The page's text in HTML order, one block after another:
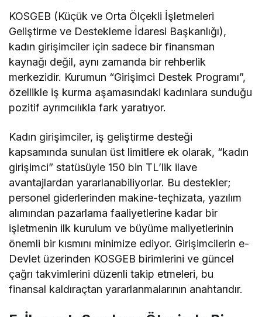
KOSGEB (Küçük ve Orta Ölçekli İşletmeleri
Geliştirme ve Destekleme İdaresi Başkanlığı),
kadın girişimciler için sadece bir finansman
kaynağı değil, aynı zamanda bir rehberlik
merkezidir. Kurumun “Girişimci Destek Programı”,
özellikle iş kurma aşamasındaki kadınlara sunduğu
pozitif ayrımcılıkla fark yaratıyor.
Kadın girişimciler, iş geliştirme desteği
kapsamında sunulan üst limitlere ek olarak, “kadın
girişimci” statüsüyle 150 bin TL’lik ilave
avantajlardan yararlanabiliyorlar. Bu destekler;
personel giderlerinden makine-teçhizata, yazılım
alımından pazarlama faaliyetlerine kadar bir
işletmenin ilk kurulum ve büyüme maliyetlerinin
önemli bir kısmını minimize ediyor. Girişimcilerin e-
Devlet üzerinden KOSGEB birimlerini ve güncel
çağrı takvimlerini düzenli takip etmeleri, bu
finansal kaldıraçtan yararlanmalarının anahtarıdır.